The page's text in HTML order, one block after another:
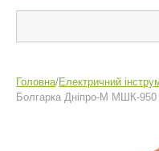
Головна/Електричний
Болгарка Дніпро-М МШК-950